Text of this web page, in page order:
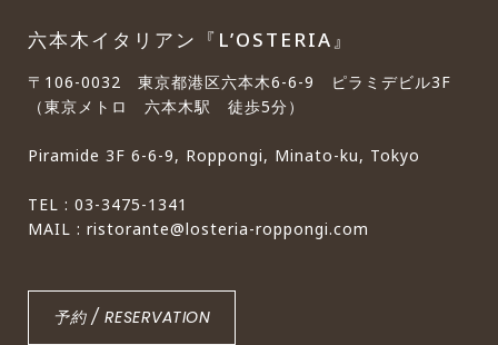
六本木イタリアン『L’OSTERIA』
〒106-0032 東京都港区六本木6-6-9 ピラミデビル3F
（東京メトロ 六本木駅 徒歩5分）
Piramide 3F 6-6-9, Roppongi, Minato-ku, Tokyo
TEL : 03-3475-1341
MAIL : ristorante@losteria-roppongi.com
予約 / RESERVATION